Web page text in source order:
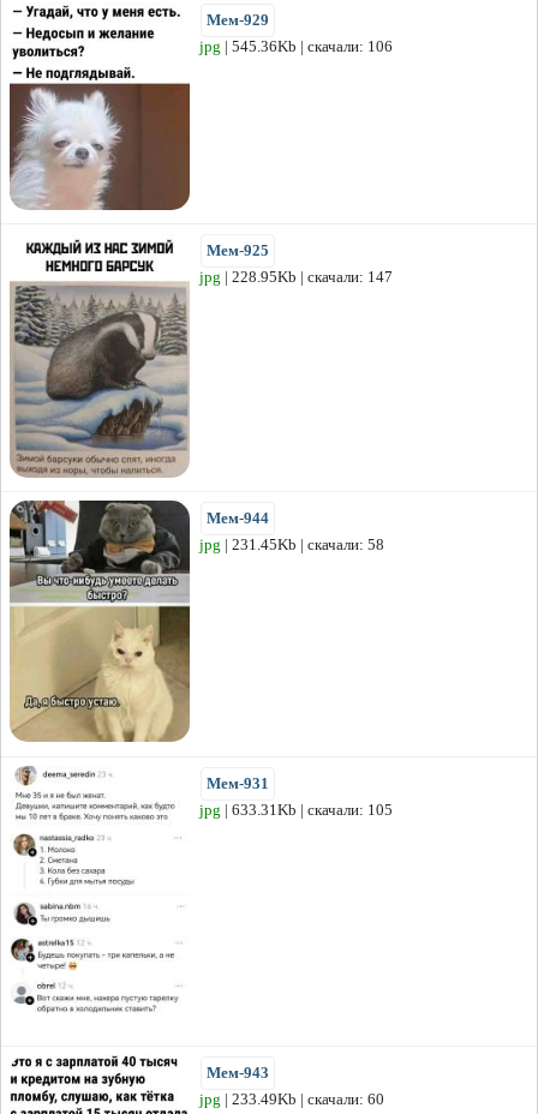
Мем-929
jpg | 545.36Kb | скачали: 106
Мем-925
jpg | 228.95Kb | скачали: 147
Мем-944
jpg | 231.45Kb | скачали: 58
Мем-931
jpg | 633.31Kb | скачали: 105
Мем-943
jpg | 233.49Kb | скачали: 60